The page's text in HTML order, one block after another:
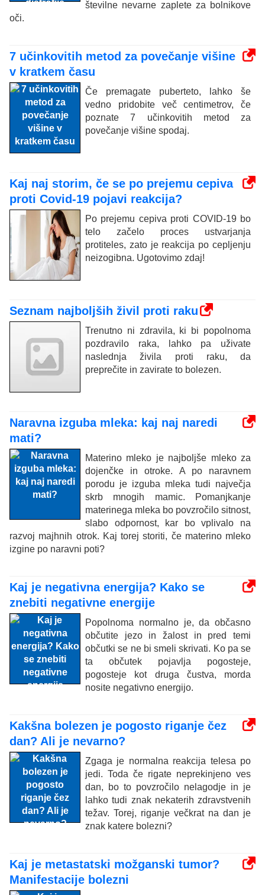
številne nevarne zaplete za bolnikove
oči.
7 učinkovitih metod za povečanje višine
v kratkem času
Če premagate puberteto, lahko še
vedno pridobite več centimetrov, če
poznate 7 učinkovitih metod za
povečanje višine spodaj.
Kaj naj storim, če se po prejemu cepiva
proti Covid-19 pojavi reakcija?
Po prejemu cepiva proti COVID-19 bo
telo začelo proces ustvarjanja
protiteles, zato je reakcija po cepljenju
neizogibna. Ugotovimo zdaj!
Seznam najboljših živil proti raku
Trenutno ni zdravila, ki bi popolnoma
pozdravilo raka, lahko pa uživate
naslednja živila proti raku, da
preprečite in zavirate to bolezen.
Naravna izguba mleka: kaj naj naredi
mati?
Materino mleko je najboljše mleko za
dojenčke in otroke. A po naravnem
porodu je izguba mleka tudi največja
skrb mnogih mamic. Pomanjkanje
materinega mleka bo povzročilo sitnost,
slabo odpornost, kar bo vplivalo na
razvoj majhnih otrok. Kaj torej storiti, če materino mleko
izgine po naravni poti?
Kaj je negativna energija? Kako se
znebiti negativne energije
Popolnoma normalno je, da občasno
občutite jezo in žalost in pred temi
občutki se ne bi smeli skrivati. Ko pa se
ta občutek pojavlja pogosteje,
pogosteje kot druga čustva, morda
nosite negativno energijo.
Kakšna bolezen je pogosto riganje čez
dan? Ali je nevarno?
Zgaga je normalna reakcija telesa po
jedi. Toda če rigate neprekinjeno ves
dan, bo to povzročilo nelagodje in je
lahko tudi znak nekaterih zdravstvenih
težav. Torej, riganje večkrat na dan je
znak katere bolezni?
Kaj je metastatski možganski tumor?
Manifestacije bolezni